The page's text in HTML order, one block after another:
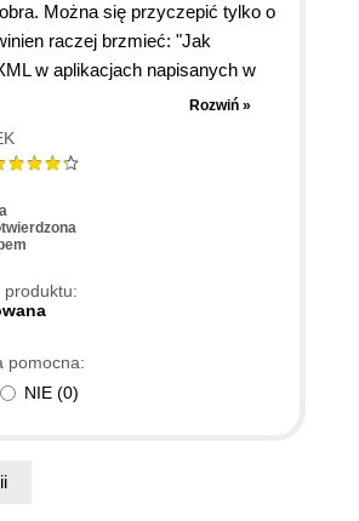
Można się przyczepić tylko o
raczej brzmieć: "Jak
w aplikacjach napisanych w
XML dla programistów JAVY".
dla średnio
programistów Javy. Jej zaletą
znać HTML. Opisuje nie tylko
także to co dla twórców Javy jest
wykorzystanie XML jest
Rozwiń »
produktu:
pomocna:
NIE (0)